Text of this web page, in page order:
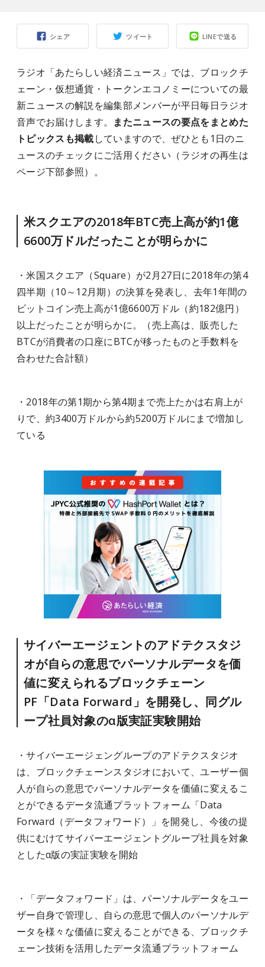
シェア ツイート LINEで送る
ラジオ「あたらしい経済ニュース」では、ブロックチ
ェーン・仮想通貨・トークンエコノミーについての最
新ニュースの解説を編集部メンバーが平日毎日ラジオ
音声でお届けします。
またニュースの要点をまとめた
トピックスも掲載していますので、ぜひとも1日のニ
ュースのチェックにご活用ください（ラジオの再生は
ページ下部参照）。
米スクエアの2018年BTC売上高が約1億
6600万ドルだったことが明らかに
・米国スクエア（Square）が2月27日に2018年の第4
四半期（10～12月期）の決算を発表し、去年1年間の
ビットコイン売上高が1億6600万ドル（約182億円）
以上だったことが明らかに。（売上高は、販売した
BTCが消費者の口座にBTCが移ったものと手数料を
合わせた合計額）
・2018年の第1期から第4期まで売上たかは右肩上が
りで、約3400万ドルから約5200万ドルにまで増加し
ている
サイバーエージェントのアドテクスタジ
オが自らの意思でパーソナルデータを価
値に変えられるブロックチェーン
PF「Data Forward」を開発し、同グル
ープ社員対象のα版実証実験開始
・サイバーエージェングループのアドテクスタジオ
は、ブロックチェーンスタジオにおいて、ユーザー個
人が自らの意思でパーソナルデータを価値に変えるこ
とができるデータ流通プラットフォーム「Data
Forward（データフォワード）」を開発し、今後の提
供にむけてサイバーエージェントグループ社員を対象
としたα版の実証実験を開始
・「データフォワード」は、パーソナルデータをユー
ザー自身で管理し、自らの意思で個人のパーソナルデ
ータを様々な価値に変えることができる、ブロックチ
ェーン技術を活用したデータ流通プラットフォーム